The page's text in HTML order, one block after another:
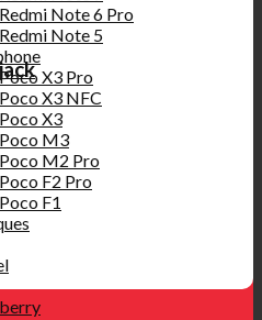
Redmi Note 6 Pro
Redmi Note 5
Poco X3 Pro
Poco X3 NFC
Poco X3
Poco M3
Poco M2 Pro
Poco F2 Pro
Poco F1